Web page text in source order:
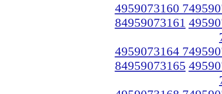
4959073160
84959073161
4959073164
84959073165